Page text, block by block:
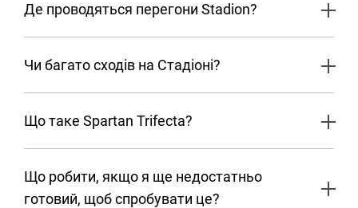
Де проводяться перегони Stadion?
Чи багато сходів на Стадіоні?
Що таке Spartan Trifecta?
Що робити, якщо я ще недостатньо
готовий, щоб спробувати це?